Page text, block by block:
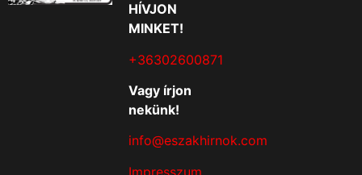
HÍVJON
MINKET!
+36302600871
Vagy írjon
nekünk!
info@eszakhirnok.com
Impresszum